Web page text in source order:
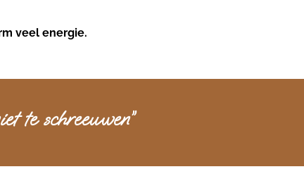
veel energie.
te schreeuwen”